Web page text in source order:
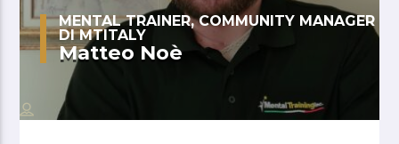
MENTAL TRAINER, COMMUNITY MANAGER
DI MTITALY
Matteo Noè